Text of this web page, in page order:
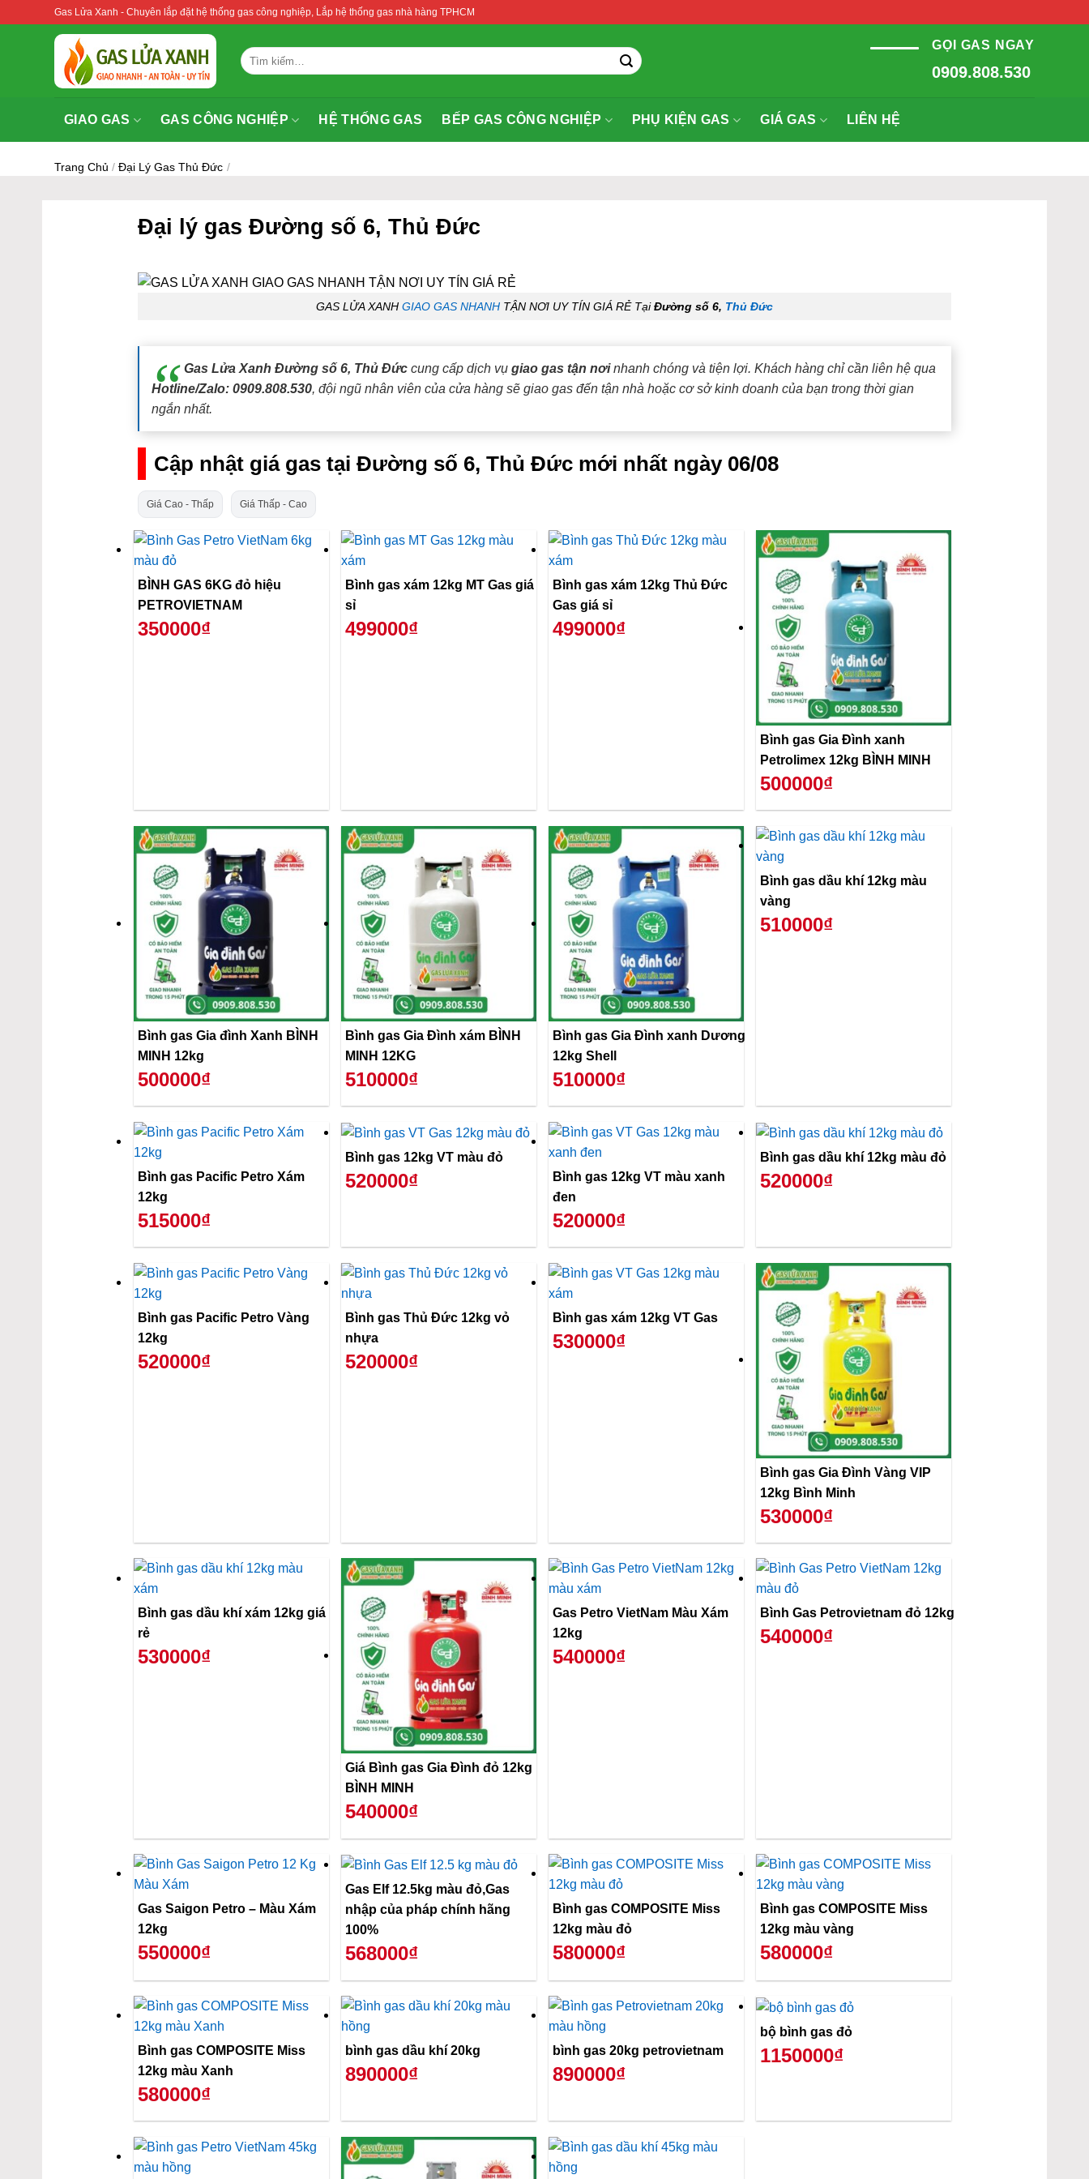
Gas Lửa Xanh - Chuyên lắp đặt hệ thống gas công nghiệp, Lắp hệ thống gas nhà hàng TPHCM
Tìm
kiếm:
GỌI GAS NGAY
0909.808.530
GIAO GAS GAS CÔNG NGHIỆP HỆ THỐNG GAS BẾP GAS CÔNG NGHIỆP PHỤ KIỆN GAS GIÁ GAS LIÊN HỆ
Trang Chủ / Đại Lý Gas Thủ Đức /
Đại lý gas Đường số 6, Thủ Đức
GAS LỬA XANH GIAO GAS NHANHTẬN NƠI UY TÍN GIÁ RẺ TạiĐường số 6, Thủ Đức
Gas Lửa Xanh Đường số 6, Thủ Đức cung cấp dịch vụgiao gas tận nơinhanh chóng và tiện lợi. Khách hàng chỉ cần liên hệ qua
Hotline/Zalo: 0909.808.530, đội ngũ nhân viên của cửa hàng sẽ giao gas đến tận nhà hoặc cơ sở kinh doanh của bạn trong thời gian
ngắn nhất.
Cập nhật giá gas tại Đường số 6, Thủ Đức mới nhất ngày 06/08
Giá Cao - Thấp Giá Thấp - Cao
BÌNH GAS 6KG đỏ hiệu
PETROVIETNAM
350000₫
Bình gas xám 12kg MT Gas giá
sỉ
499000₫
Bình gas xám 12kg Thủ Đức
Gas giá sỉ
499000₫
Bình gas Gia Đình xanh
Petrolimex 12kg BÌNH MINH
500000₫
Bình gas Gia đình Xanh BÌNH
MINH 12kg
500000₫
Bình gas Gia Đình xám BÌNH
MINH 12KG
510000₫
Bình gas Gia Đình xanh Dương
12kg Shell
510000₫
Bình gas dầu khí 12kg màu
vàng
510000₫
Bình gas Pacific Petro Xám
12kg
515000₫
Bình gas 12kg VT màu đỏ
520000₫
Bình gas 12kg VT màu xanh
đen
520000₫
Bình gas dầu khí 12kg màu đỏ
520000₫
Bình gas Pacific Petro Vàng
12kg
520000₫
Bình gas Thủ Đức 12kg vỏ
nhựa
520000₫
Bình gas xám 12kg VT Gas
530000₫
Bình gas Gia Đình Vàng VIP
12kg Bình Minh
530000₫
Bình gas dầu khí xám 12kg giá
rẻ
530000₫
Giá Bình gas Gia Đình đỏ 12kg
BÌNH MINH
540000₫
Gas Petro VietNam Màu Xám
12kg
540000₫
Bình Gas Petrovietnam đỏ 12kg
540000₫
Gas Saigon Petro – Màu Xám
12kg
550000₫
Gas Elf 12.5kg màu đỏ,Gas
nhập của pháp chính hãng
100%
568000₫
Bình gas COMPOSITE Miss
12kg màu đỏ
580000₫
Bình gas COMPOSITE Miss
12kg màu vàng
580000₫
Bình gas COMPOSITE Miss
12kg màu Xanh
580000₫
bình gas dầu khí 20kg
890000₫
bình gas 20kg petrovietnam
890000₫
bộ bình gas đỏ
1150000₫